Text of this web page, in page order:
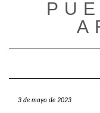
3 de mayo de 2023